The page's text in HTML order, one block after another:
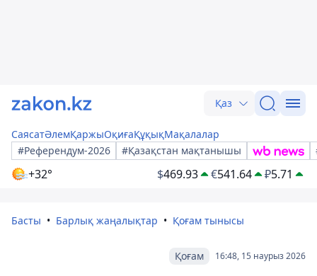
Қаз
СаясатӘлемҚаржыОқиғаҚұқықМақалалар
#Референдум-2026
#Қазақстан мақтанышы
+32° $469.93 €541.64 ₽5.71
Басты Барлық жаңалықтар Қоғам тынысы
16:48, 15 наурыз 2026
Қоғам